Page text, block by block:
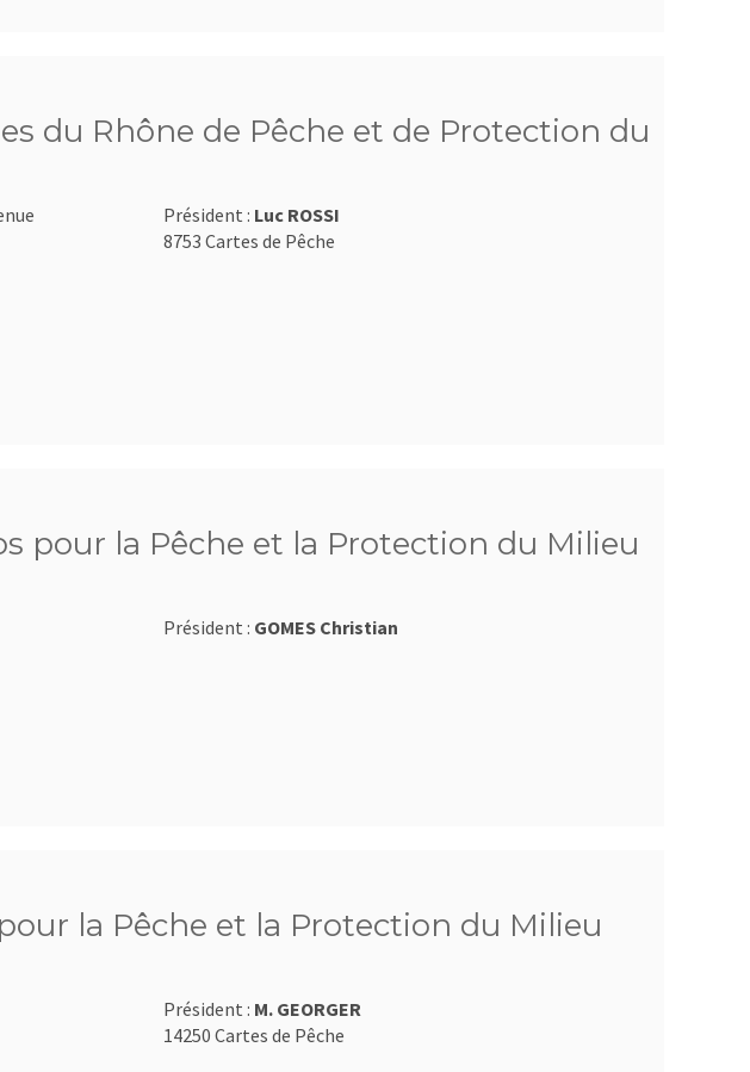
du Rhône de Pêche et de Protection du
Président : Luc ROSSI
8753 Cartes de Pêche
pour la Pêche et la Protection du Milieu
Président : GOMES Christian
la Pêche et la Protection du Milieu
Président : M. GEORGER
14250 Cartes de Pêche